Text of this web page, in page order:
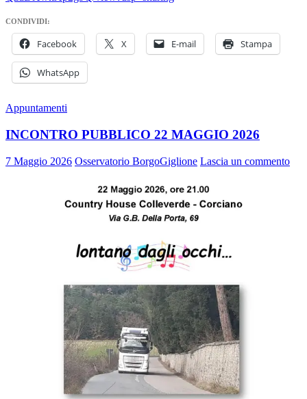
CONDIVIDI:
Facebook X E-mail Stampa
WhatsApp
Appuntamenti
INCONTRO PUBBLICO 22 MAGGIO 2026
7 Maggio 2026 Osservatorio BorgoGiglione Lascia un commento